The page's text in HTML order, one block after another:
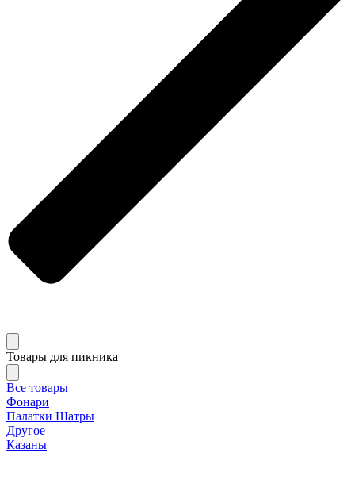
Товары для пикника
Все товары
Фонари
Палатки Шатры
Другое
Казаны